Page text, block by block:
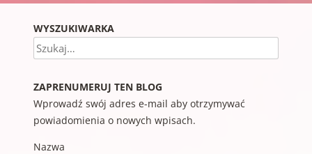
WYSZUKIWARKA
Szukaj
ZAPRENUMERUJ TEN BLOG
Wprowadź swój adres e-mail aby otrzymywać
powiadomienia o nowych wpisach.
Nazwa